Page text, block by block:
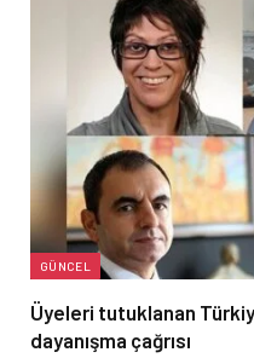
GÜNCEL
Üyeleri tutuklanan
dayanışma çağrısı